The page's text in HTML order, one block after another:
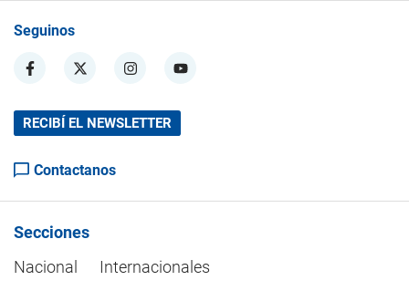
Seguinos
RECIBÍ EL NEWSLETTER
Contactanos
Secciones
Nacional
Internacionales